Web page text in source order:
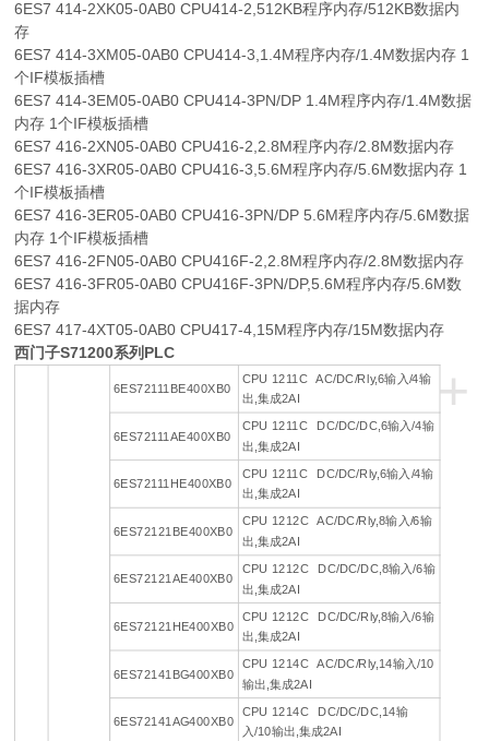
6ES7 414-2XK05-0AB0 CPU414-2,512KB程序内存/512KB数据内
存
6ES7 414-3XM05-0AB0 CPU414-3,1.4M程序内存/1.4M数据内存 1
个IF模板插槽
6ES7 414-3EM05-0AB0 CPU414-3PN/DP 1.4M程序内存/1.4M数据
内存 1个IF模板插槽
6ES7 416-2XN05-0AB0 CPU416-2,2.8M程序内存/2.8M数据内存
6ES7 416-3XR05-0AB0 CPU416-3,5.6M程序内存/5.6M数据内存 1
个IF模板插槽
6ES7 416-3ER05-0AB0 CPU416-3PN/DP 5.6M程序内存/5.6M数据
内存 1个IF模板插槽
6ES7 416-2FN05-0AB0 CPU416F-2,2.8M程序内存/2.8M数据内存
6ES7 416-3FR05-0AB0 CPU416F-3PN/DP,5.6M程序内存/5.6M数
据内存
6ES7 417-4XT05-0AB0 CPU417-4,15M程序内存/15M数据内存
西门子S71200系列PLC
+
6ES72111BE400XB0
CPU 1211C AC/DC/Rly,6输入/4输
出,集成2AI
6ES72111AE400XB0
CPU 1211C DC/DC/DC,6输入/4输
出,集成2AI
6ES72111HE400XB0
CPU 1211C DC/DC/Rly,6输入/4输
出,集成2AI
6ES72121BE400XB0
CPU 1212C AC/DC/Rly,8输入/6输
出,集成2AI
6ES72121AE400XB0
CPU 1212C DC/DC/DC,8输入/6输
出,集成2AI
6ES72121HE400XB0
CPU 1212C DC/DC/Rly,8输入/6输
出,集成2AI
6ES72141BG400XB0
CPU 1214C AC/DC/Rly,14输入/10
输出,集成2AI
6ES72141AG400XB0
CPU 1214C DC/DC/DC,14输
入/10输出,集成2AI